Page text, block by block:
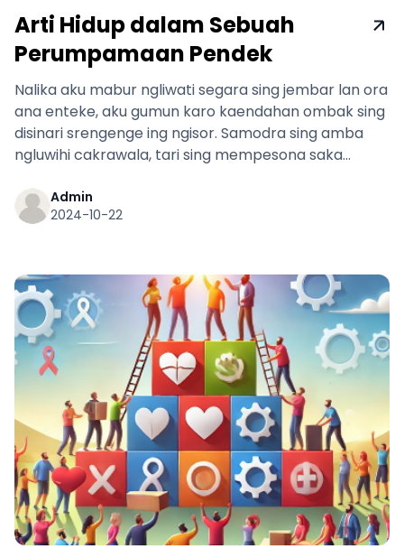
Arti Hidup dalam Sebuah
Perumpamaan Pendek
Nalika aku mabur ngliwati segara sing jembar lan ora
ana enteke, aku gumun karo kaendahan ombak sing
disinari srengenge ing ngisor. Samodra sing amba
ngluwihi cakrawala, tari sing mempesona saka
perhatianku yaiku akeh manungsa sing lagi renang
nglawan arus.
Admin
2024-10-22